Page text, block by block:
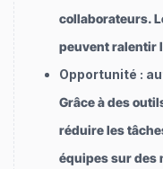
collaborateurs.
peuvent ralentir
Opportunité :
Grâce à des
réduire les
équipes sur des